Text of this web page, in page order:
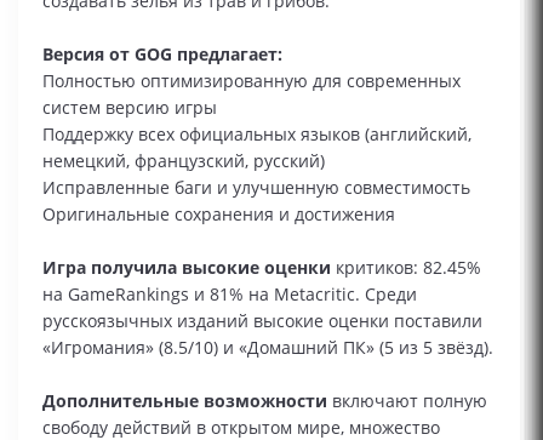
Версия от GOG предлагает:
Полностью оптимизированную для современных
систем версию игры
Поддержку всех официальных языков (английский,
немецкий, французский, русский)
Исправленные баги и улучшенную совместимость
Оригинальные сохранения и достижения
Игра получила высокие оценки критиков: 82.45%
на GameRankings и 81% на Metacritic. Среди
русскоязычных изданий высокие оценки поставили
«Игромания» (8.5/10) и «Домашний ПК» (5 из 5 звёзд).
Дополнительные возможности включают полную
свободу действий в открытом мире, множество